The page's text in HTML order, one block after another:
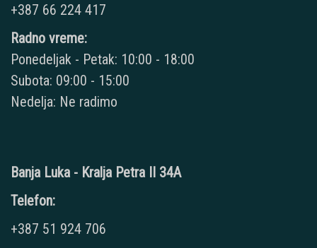
+387 66 224 417
Radno vreme:
Ponedeljak - Petak: 10:00 - 18:00
Subota: 09:00 - 15:00
Nedelja: Ne radimo
Banja Luka - Kralja Petra II 34A
Telefon:
+387 51 924 706